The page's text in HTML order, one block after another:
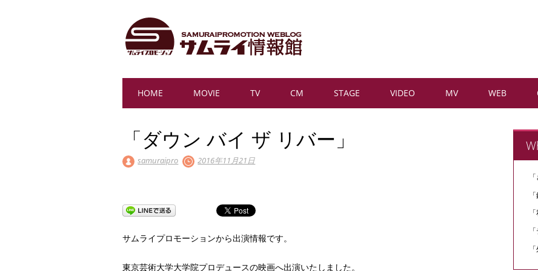
Main menu
HOME MOVIE TV CM STAGE VIDEO MV WEB
「ダウン バイ ザ リバー」
samuraipro 2016年11月21日
サムライプロモーションから出演情報です。
東京芸術大学大学院プロデュースの映画へ出演いたしました。